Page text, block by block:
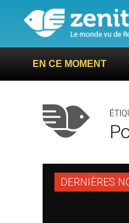
EN CE MOMENT
DERNIÈRES